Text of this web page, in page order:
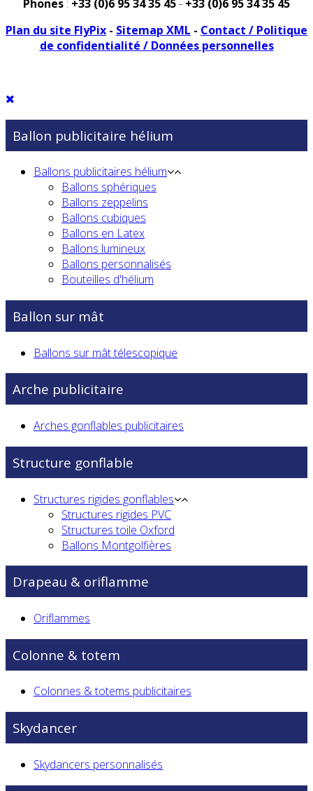
Phones : +33 (0)6 95 34 35 45- +33 (0)6 95 34 35 45
Plan du site FlyPix - Sitemap XML - Contact / Politique
de confidentialité / Données personnelles
Ballon publicitaire hélium
Ballons publicitaires hélium
Ballons sphériques
Ballons zeppelins
Ballons cubiques
Ballons en Latex
Ballons lumineux
Ballons personnalisés
Bouteilles d'hélium
Ballon sur mât
Ballons sur mât télescopique
Arche publicitaire
Arches gonflables publicitaires
Structure gonflable
Structures rigides gonflables
Structures rigides PVC
Structures toile Oxford
Ballons Montgolfières
Drapeau & oriflamme
Oriflammes
Colonne & totem
Colonnes & totems publicitaires
Skydancer
Skydancers personnalisés